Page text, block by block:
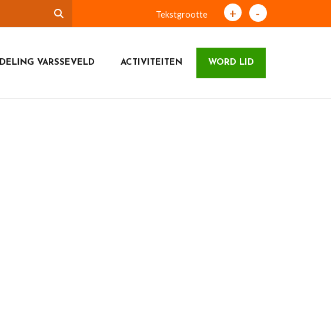
Tekstgrootte + -
VARSSEVELD ACTIVITEITEN WORD LID